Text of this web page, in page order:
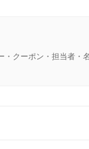
・クーポン・担当者・